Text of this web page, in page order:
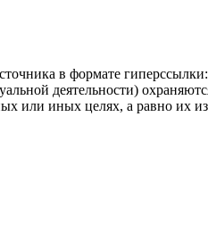
в формате гиперссылки:
деятельности)
или иных целях, а равно их